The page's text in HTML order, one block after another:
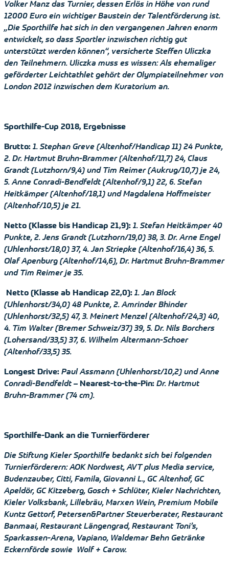
Volker Manz das Turnier, dessen Erlös in Höhe von rund
12000 Euro ein wichtiger Baustein der Talentförderung ist.
„Die Sporthilfe hat sich in den vergangenen Jahren enorm
entwickelt, so dass Sportler inzwischen richtig gut
unterstützt werden können“, versicherte Steffen Uliczka
den Teilnehmern. Uliczka muss es wissen: Als ehemaliger
geförderter Leichtathlet gehört der Olympiateilnehmer von
London 2012 inzwischen dem Kuratorium an.
Sporthilfe-Cup 2018, Ergebnisse
Brutto: 1. Stephan Greve (Altenhof/Handicap 11) 24 Punkte,
2. Dr. Hartmut Bruhn-Brammer (Altenhof/11,7) 24, Claus
Grandt (Lutzhorn/9,4) und Tim Reimer (Aukrug/10,7) je 24,
5. Anne Conradi-Bendfeldt (Altenhof/9,1) 22, 6. Stefan
Heitkämper (Altenhof/18,1) und Magdalena Hoffmeister
(Altenhof/10,5) je 21.
Netto (Klasse bis Handicap 21,9): 1. Stefan Heitkämper 40
Punkte, 2. Jens Grandt (Lutzhorn/19,0) 38, 3. Dr. Arne Engel
(Uhlenhorst/18,0) 37, 4. Jan Striepke (Altenhof/16,4) 36, 5.
Olaf Apenburg (Altenhof/14,6), Dr. Hartmut Bruhn-Brammer
und Tim Reimer je 35.
Netto (Klasse ab Handicap 22,0): 1. Jan Block
(Uhlenhorst/34,0) 48 Punkte, 2. Amrinder Bhinder
(Uhlenhorst/32,5) 47, 3. Meinert Menzel (Altenhof/24,3) 40,
4. Tim Walter (Bremer Schweiz/37) 39, 5. Dr. Nils Borchers
(Lohersand/33,5) 37, 6. Wilhelm Altermann-Schoer
(Altenhof/33,5) 35.
Longest Drive: Paul Assmann (Uhlenhorst/10,2) und Anne
Conradi-Bendfeldt – Nearest-to-the-Pin: Dr. Hartmut
Bruhn-Brammer (74 cm).
Sporthilfe-Dank an die Turnierförderer
Die Stiftung Kieler Sporthilfe bedankt sich bei folgenden
Turnierförderern: AOK Nordwest, AVT plus Media service,
Budenzauber, Citti, Famila, Giovanni L., GC Altenhof, GC
Apeldör, GC Kitzeberg, Gosch + Schlüter, Kieler Nachrichten,
Kieler Volksbank, Lillebräu, Marxen Wein, Premium Mobile
Kuntz Gettorf, Petersen&Partner Steuerberater, Restaurant
Banmaai, Restaurant Längengrad, Restaurant Toni’s,
Sparkassen-Arena, Vapiano, Waldemar Behn Getränke
Eckernförde sowie Wolf + Carow.